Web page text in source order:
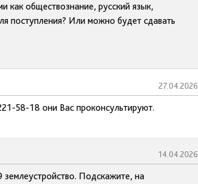
как обществознание, русский язык,
поступления? Или можно будет сдавать
27.04.2026
58-18 они Вас проконсультируют.
14.04.2026
землеустройство. Подскажите, на